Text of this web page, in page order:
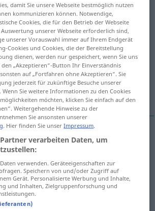
slackening
up relaxation
relaxation
limbering up, warm-up
von Schraube, Fesseln
von Seil
damit Sie unsere Webseite bestmöglich nutzen
kommunizieren können. Notwendige,
Cookies, die für den Betrieb der Webseite
unserer Webseite erforderlich sind,
unserer Vorauswahl immer auf Ihrem Endgerät
Cookies und Cookies, die der Bereitstellung
dienen, werden nur gespeichert, wenn Sie uns
„Akzeptieren“-Button Ihr Einverständnis
auf „Fortfahren ohne Akzeptieren“. Sie
jederzeit für zukünftige Besuche unserer
Sie weitere Informationen zu den Cookies
möchten, klicken Sie einfach auf den
Weitergehende Hinweise zu der
Sie ansonsten unserer
. Hier finden Sie unserImpressum.
verarbeiten Daten, um
verwenden. Geräteeigenschaften zur
Speichern von und/oder Zugriff auf
Gerät. Personalisierte Werbung und Inhalte,
und Inhalten, Zielgruppenforschung und